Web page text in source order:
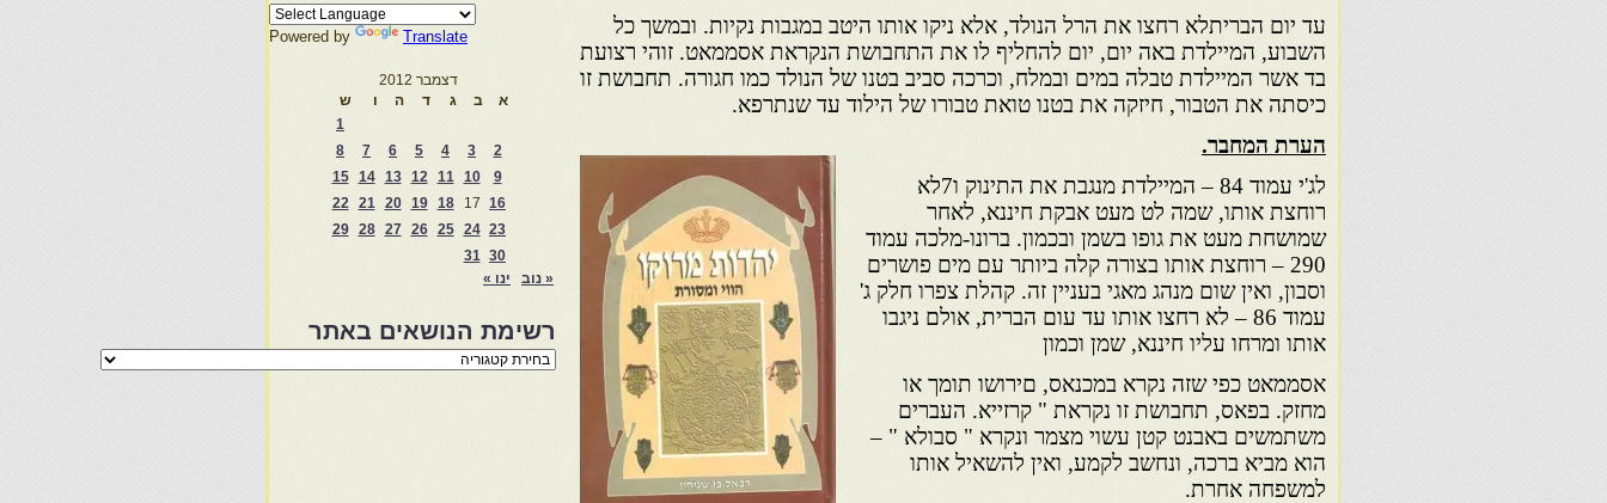
עד יום הבריתלא רחצו את הרל הנולד, אלא ניקו אותו היטב במגבות נקיות. ובמשך כל
השבוע, המיילדת באה יום, יום להחליף לו את התחבושת הנקראת אסממאט. זוהי רצועת
בד אשר המיילדת טבלה במים ובמלח, וכרכה סביב בטנו של הנולד כמו חגורה. תחבושת זו
כיסתה את הטבור, חיזקה את בטנו טואת טבורו של הילוד עד שנתרפא.
הערת המחבר.
לג'י עמוד 84 – המיילדת מנגבת את התינוק ו7לא
רוחצת אותו, שמה לט מעט אבקת חיננא, לאחר
שמושחת מעט את גופו בשמן ובכמון. ברונו-מלכה עמוד
290 – רוחצת אותו בצורה קלה ביותר עם מים פושרים
וסבון, ואין שום מנהג מאגי בעניין זה. קהלת צפרו חלק ג'
עמוד 86 – לא רחצו אותו עד עום הברית, אולם ניגבו
אותו ומרחו עליו חיננא, שמן וכמון
אסממאט כפי שזה נקרא במכנאס, םירושו תומך או
מחזק. בפאס, תחבושת זו נקראת " קרזייא. העברים
משתמשים באבנט קטן עשוי מצמר ונקרא " סבולא " –
הוא מביא ברכה, ונחשב לקמע, ואין להשאיל אותו
למשפחה אחרת.
Powered by Translate
דצמבר 2012
א
ב ג ד ה ו
ש
1
2
3
4
5
6
7
8
9
10
11
12
13
14
15
16
17
18
19
20
21
22
23
24
25
26
27
28
29
30
31
« נוב
ינו »
רשימת הנושאים באתר
רשימת
הנושאים